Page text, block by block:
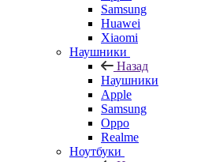
Samsung
Huawei
Xiaomi
Наушники
Назад
Наушники
Apple
Samsung
Oppo
Realme
Ноутбуки